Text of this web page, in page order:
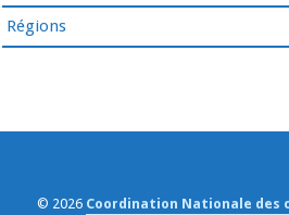
Régions
© 2026 Coordination Nationale des